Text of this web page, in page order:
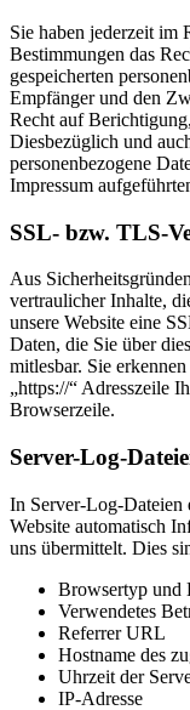
Sie haben jederzeit im
Bestimmungen das
gespeicherten
Empfänger und den
Recht auf
Diesbezüglich und
personenbezogene
Impressum
SSL- bzw. TLS-
Aus
vertraulicher Inhalte,
unsere Website eine
Daten, die Sie über
mitlesbar. Sie
„https://“ Adresszeile
Browserzeile.
Server-Log-
In Server-Log-Dateien
Website automatisch
uns übermittelt. Dies
Browsertyp und
Verwendetes
Referrer URL
Hostname des
Uhrzeit der
IP-Adresse